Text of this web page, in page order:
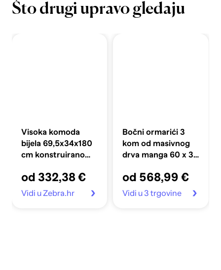
Što drugi upravo gledaju
Visoka komoda
bijela 69,5x34x180
cm konstruirano
od 332,38 €
Vidi u Zebra.hr
Bočni ormarići 3
kom od masivnog
drva manga 60 x 33
od 568,99 €
Vidi u 3 trgovine